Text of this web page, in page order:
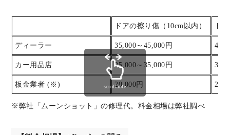
ドアの擦り傷（10cm以内） ド
ディーラー 35,000～45,000円
カー用品店 25,000～35,000円
板金業者 (※) 20,000円
※弊社「ムーンショット」の修理代。料金相場は弊社調べ
scrollable